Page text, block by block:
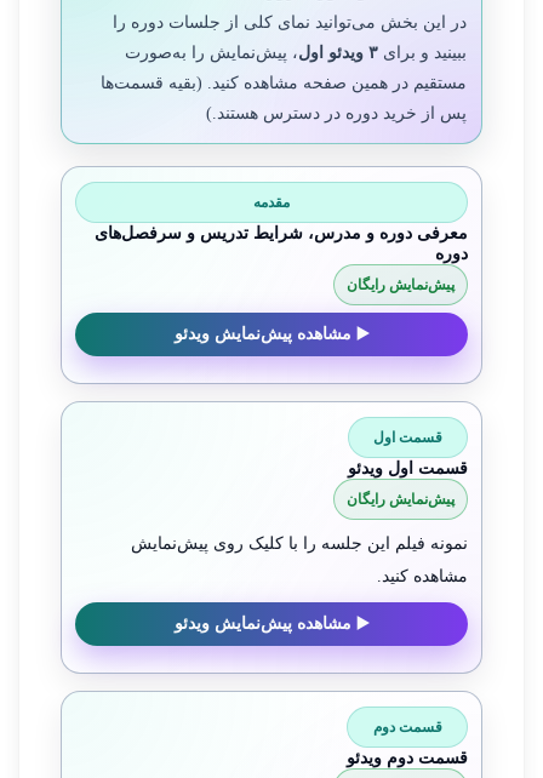
در این بخش می‌توانید نمای کلی از جلسات دوره را
ببینید و برای ۳ ویدئو اول
، پیش‌نمایش را به‌صورت
مستقیم در همین صفحه مشاهده کنید. (بقیه قسمت‌ها
پس از خرید دوره در دسترس هستند.)
مقدمه
معرفی دوره و مدرس، شرایط تدریس و سرفصل‌های
دوره
پیش‌نمایش رایگان
▶️ مشاهده پیش‌نمایش ویدئو
قسمت اول
قسمت اول ویدئو
پیش‌نمایش رایگان
نمونه فیلم این جلسه را با کلیک روی پیش‌نمایش
مشاهده کنید.
▶️ مشاهده پیش‌نمایش ویدئو
قسمت دوم
قسمت دوم ویدئو